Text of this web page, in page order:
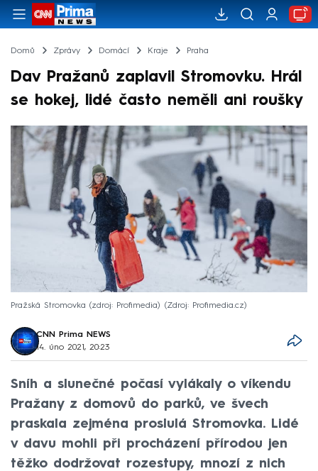
Domů Zprávy Domácí Kraje Praha
Dav Pražanů zaplavil Stromovku. Hrál
se hokej, lidé často neměli ani roušky
Pražská Stromovka (zdroj: Profimedia) Zdroj: Profimedia.cz
CNN Prima NEWS
14. úno 2021, 20:23
Sníh a slunečné počasí vylákaly o víkendu
Pražany z domovů do parků, ve švech
praskala zejména proslulá Stromovka. Lidé
v davu mohli při procházení přírodou jen
těžko dodržovat rozestupy, mnozí z nich